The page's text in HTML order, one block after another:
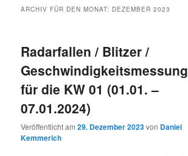
ARCHIV FÜR DEN MONAT: DEZEMBER 2023
Radarfallen / Blitzer /
Geschwindigkeitsmessung
für die KW 01 (01.01. –
07.01.2024)
Veröffentlicht am29. Dezember 2023von Daniel
Kemmerich